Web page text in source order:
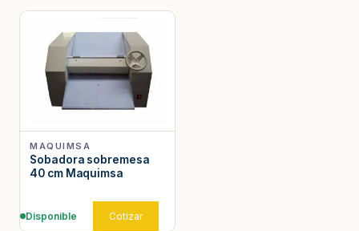
MAQUIMSA
Sobadora sobremesa
40 cm Maquimsa
Disponible Cotizar